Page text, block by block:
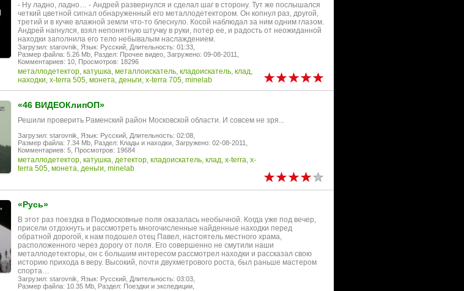
- Ну ладно, ладно… - Андрей развернулся и сделал шаг в сторону. Тут же послышался
четкий цветной сигнал обнаруженный его металлодетектором. Он копнул раз, другой,
третий и в кучке влажной земли что-то блеснуло. Косой наблюдал за ним одним глазом.
Андрей нагнулся, взял непонятную штучку в руки, потер ее, и радость от неожиданной
находки заполнила его тело небывалым наслаждением.
Загрузил: starovnik, Язык: Русский, Длительность: 01:33,
Размер файла: 5.26 Mb, Раздел: Прочее видео, Загружено: 09-08-2011,
Комментариев: 10, Просмотров: 18296
металлодетектор, катушка, металлоискатель, кладоискатель, клад,
находки, x-terra 505, монета, деньги, x-terra 705, minelab
«46 ВИДЕОКлипОП»
Решили проверить Раменский район Московской области. И совсем не зря...
Загрузил: starovnik, Язык: Русский, Длительность: 02:08,
Размер файла: 7.34 Mb, Раздел: Клады и находки, Загружено: 02-08-2011,
Комментариев: 5, Просмотров: 19684
металлодетектор, катушка, детектор, кладоискатель, клад, x-terra, x-
terra 505, монета, деньги, minelab
«Русь»
В этот раз поездка в Подмосковные поля оказалась необычной. Когда уже под вечер,
присели отдохнуть и рассмотреть многочисленные найденные находки перед
обратной дорогой, к нам подошел отец Павел, настоятель местного храма,
расположенного через дорогу от поля. Его совершенно не смутили наши
металлодетекторы, он с большим интересом рассмотрел находки и рассказал свою
историю прихода в веру. Высокий, почти двухметрового роста, был раньше мастером
спорта…
Загрузил: starovnik, Язык: Русский, Длительность: 03:03,
Размер файла: 10.35 Mb, Раздел: Поездки и экспедиции,